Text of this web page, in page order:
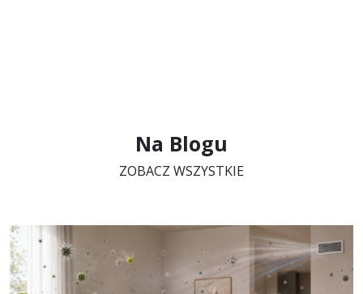
Na Blogu
ZOBACZ WSZYSTKIE